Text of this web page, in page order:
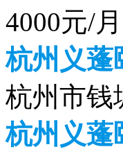
4000元/
杭州义蓬
杭州市钱
杭州义蓬